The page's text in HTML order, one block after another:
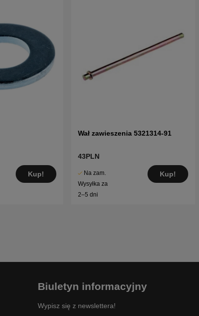
Kup!
Wał zawieszenia 5321314-91
43PLN
Na zam.
Wysyłka za
2–5 dni
Kup!
Biuletyn informacyjny
Wypisz się z newslettera!